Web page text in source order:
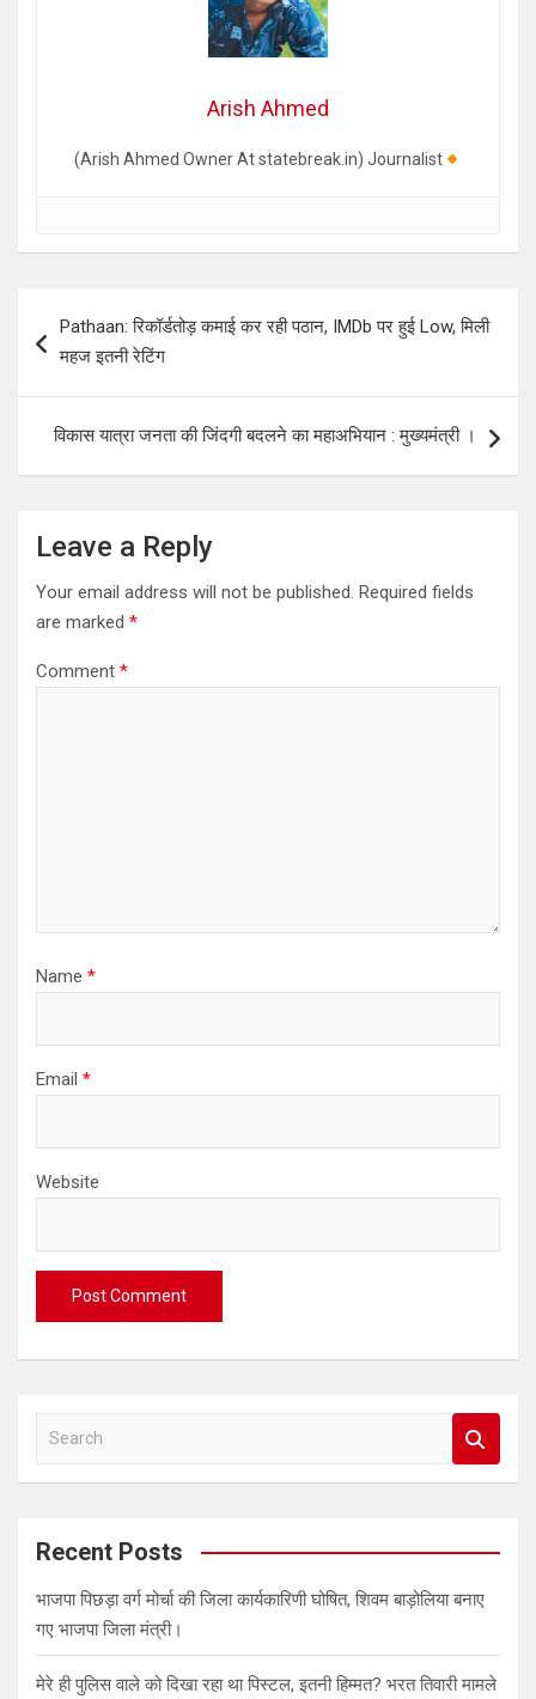
Arish Ahmed
(Arish Ahmed Owner At statebreak.in) Journalist
navigation
Pathaan: रिकॉर्डतोड़ कमाई कर रही पठान, IMDb पर हुई Low, मिली
महज इतनी रेटिंग
विकास यात्रा जनता की जिंदगी बदलने का महाअभियान : मुख्यमंत्री ।
Leave a Reply
Your email address will not be published. Required fields
are marked *
Comment *
Name *
Email *
Website
a
c
Recent Posts
भाजपा पिछड़ा वर्ग मोर्चा की जिला कार्यकारिणी घोषित, शिवम बाड़ोलिया बनाए
गए भाजपा जिला मंत्री।
मेरे ही पुलिस वाले को दिखा रहा था पिस्टल, इतनी हिम्मत? भरत तिवारी मामले